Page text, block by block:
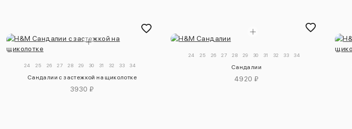
24 25 26 27 28 29 30 31 32 33 34
Сандалии с застежкой на щиколотке
3930 ₽
24 25 26 27 28 29 30 31 32 33 34
Сандалии
4920 ₽